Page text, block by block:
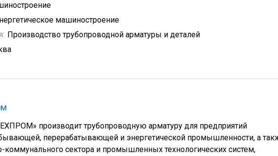
машиностроение
Производство трубопроводной арматуры и деталей
производит трубопроводную арматуру для предприятий
перерабатывающей и энергетической промышленности, а
сектора и промышленных технологических систем,